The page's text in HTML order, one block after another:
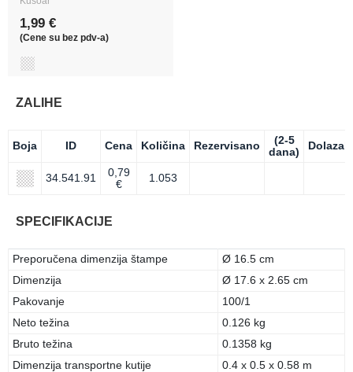
1,99 €
(Cene su bez pdv-a)
ZALIHE
Boja ID Cena Količina Rezervisano
(2-5
dana)
Dolazak
34.541.91
0,79
€
1.053
SPECIFIKACIJE
Preporučena dimenzija štampe
Ø 16.5 cm
Dimenzija
Ø 17.6 x 2.65 cm
Pakovanje
100/1
Neto težina
0.126 kg
Bruto težina
0.1358 kg
Dimenzija transportne kutije
0.4 x 0.5 x 0.58 m